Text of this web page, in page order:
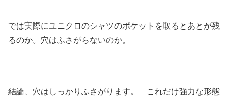
では実際にユニクロのシャツのポケットを取るとあとが残
るのか。穴はふさがらないのか。
結論、穴はしっかりふさがります。 これだけ強力な形態